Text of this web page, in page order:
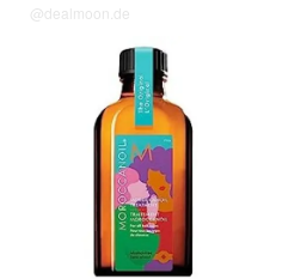
@dealmoon.de